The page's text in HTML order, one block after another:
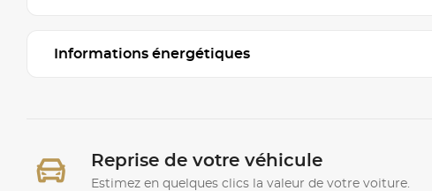
Informations énergétiques
Reprise de votre véhicule
Estimez en quelques clics la valeur de votre voiture.